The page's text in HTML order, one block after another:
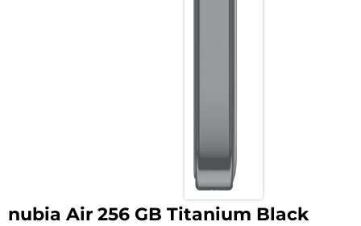
nubia Air 256 GB Titanium Black